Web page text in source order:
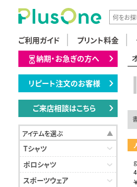
ご利用ガイド プリント料金
納期・お急ぎの方へ
リピート注文のお客様
ご来店相談はこちら
アイテムを選ぶ
Tシャツ
ポロシャツ
スポーツウェア